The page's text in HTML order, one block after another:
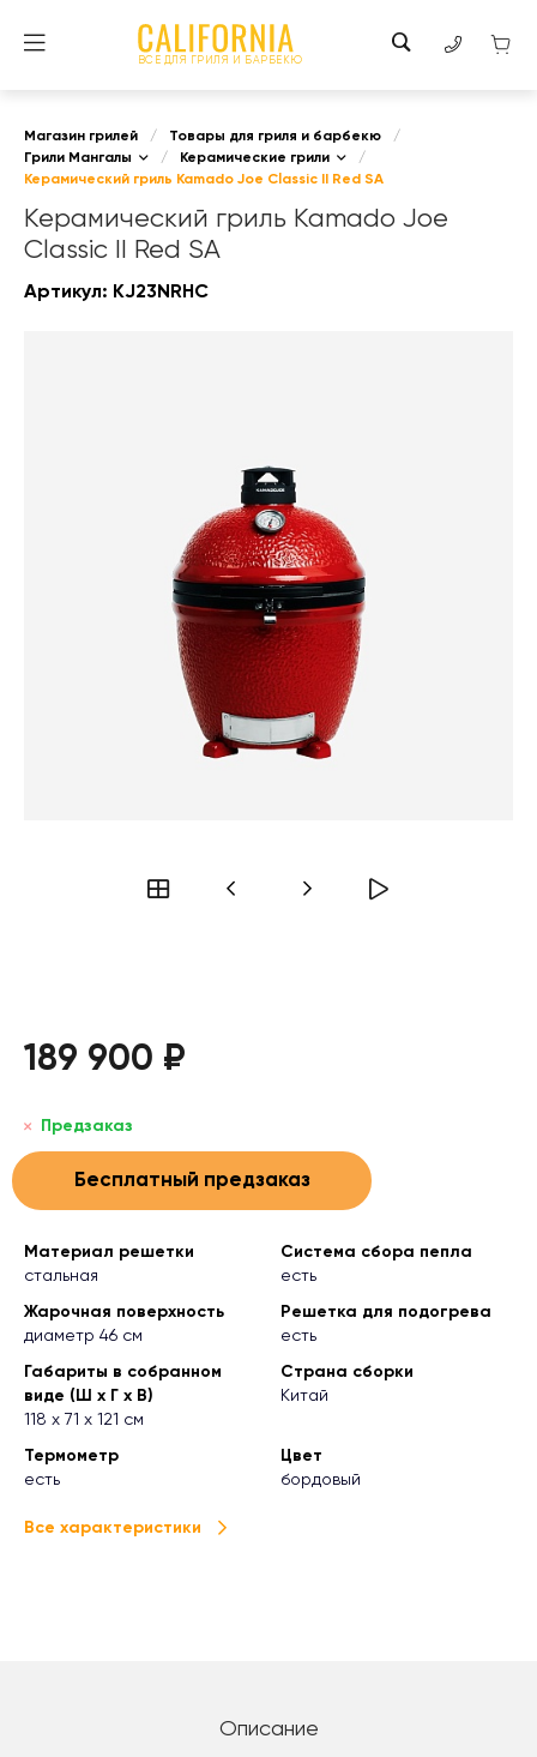
ВСЕ ДЛЯ ГРИЛЯ И БАРБЕКЮ
Магазин грилей / Товары для гриля и барбекю
/
Грили Мангалы
/ Керамические грили
/
Керамический гриль Kamado Joe Classic II Red SA
Керамический гриль Kamado Joe
Classic II Red SA
Артикул: KJ23NRHC
189 900 ₽
Предзаказ
Бесплатный предзаказ
Материал решетки
стальная
Система сбора пепла
есть
Жарочная поверхность
диаметр 46 см
Решетка для подогрева
есть
Габариты в собранном
виде (Ш х Г х В)
118 х 71 х 121 см
Страна сборки
Китай
Термометр
есть
Цвет
бордовый
Все характеристики
Описание